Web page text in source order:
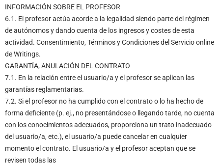
INFORMACIÓN SOBRE EL PROFESOR
6.1. El profesor actúa acorde a la legalidad siendo parte del régimen
de autónomos y dando cuenta de los ingresos y costes de esta
actividad. Consentimiento, Términos y Condiciones del Servicio online
de Writings.
GARANTÍA, ANULACIÓN DEL CONTRATO
7.1. En la relación entre el usuario/a y el profesor se aplican las
garantías reglamentarias.
7.2. Si el profesor no ha cumplido con el contrato o lo ha hecho de
forma deficiente (p. ej., no presentándose o llegando tarde, no cuenta
con los conocimientos adecuados, proporciona un trato inadecuado
del usuario/a, etc.), el usuario/a puede cancelar en cualquier
momento el contrato. El usuario/a y el profesor aceptan que se
revisen todas las